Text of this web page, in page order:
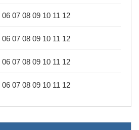
06 07 08 09 10 11 12
06 07 08 09 10 11 12
06 07 08 09 10 11 12
06 07 08 09 10 11 12